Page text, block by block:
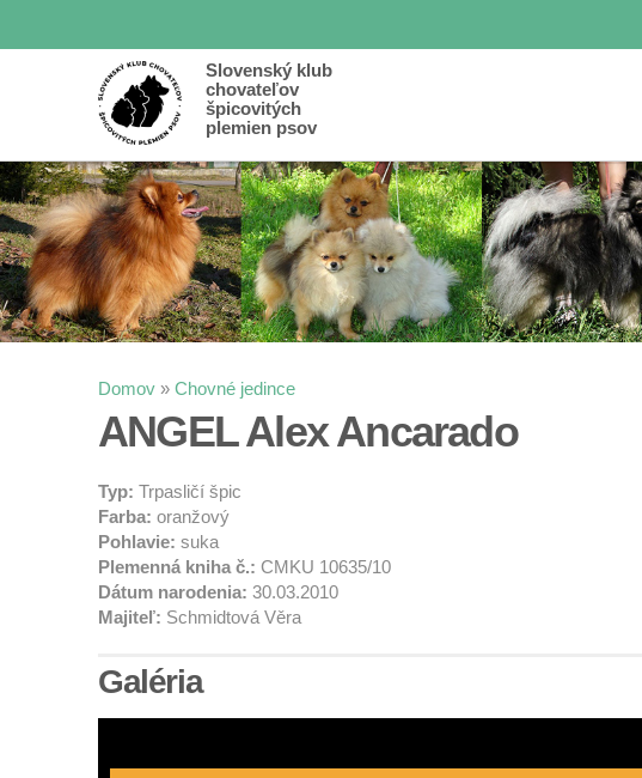
Slovenský klub
chovateľov
špicovitých
plemien psov
Nachádzate sa tu
Domov » Chovné jedince
ANGEL Alex Ancarado
Typ: Trpasličí špic
Farba: oranžový
Pohlavie: suka
Plemenná kniha č.: CMKU 10635/10
Dátum narodenia: 30.03.2010
Majiteľ: Schmidtová Věra
Galéria